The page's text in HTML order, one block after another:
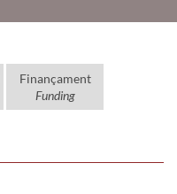
Finançament
Funding